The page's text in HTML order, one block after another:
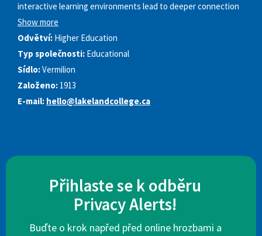
interactive learning environments lead to deeper connection
Show more
Odvětví: Higher Education
Typ společnosti: Educational
Sídlo:Vermilion
Založeno: 1913
E-mail: hello@lakelandcollege.ca
Přihlaste se k odběru
Privacy Alerts!
Buďte o krok napřed před online hrozbami a